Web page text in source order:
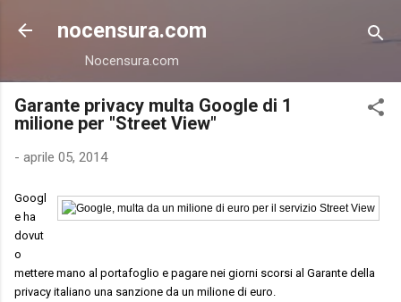
Passa ai contenuti principali
nocensura.com
Nocensura.com
Garante privacy multa Google di 1
milione per "Street View"
- aprile 05, 2014
Googl
e ha
dovut
o
mettere mano al portafoglio e pagare nei giorni scorsi al Garante della
privacy italiano una sanzione da un milione di euro.